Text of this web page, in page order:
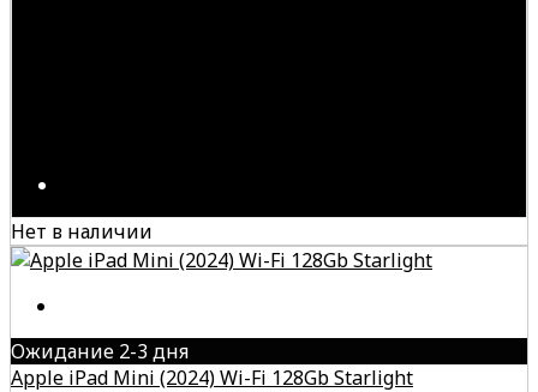
Нет в наличии
Ожидание 2-3 дня
Apple iPad Mini (2024) Wi-Fi 128Gb Starlight